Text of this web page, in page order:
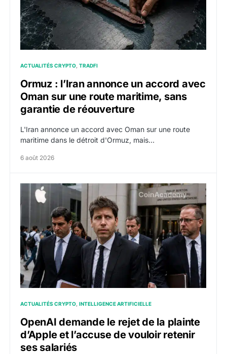
ACTUALITÉS CRYPTO TRADFI
Ormuz : l’Iran annonce un accord avec
Oman sur une route maritime, sans
garantie de réouverture
L'Iran annonce un accord avec Oman sur une route
maritime dans le détroit d'Ormuz, mais…
6 août 2026
OpenAI demande le rejet de la plainte d’Apple et
ACTUALITÉS CRYPTO INTELLIGENCE ARTIFICIELLE
OpenAI demande le rejet de la plainte
d’Apple et l’accuse de vouloir retenir
ses salariés